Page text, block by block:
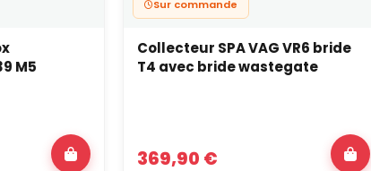
M5
Sur commande
Collecteur SPA VAG VR6 bride
T4 avec bride wastegate
369,90 €